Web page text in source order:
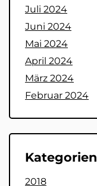
Juli 2024
Juni 2024
Mai 2024
April 2024
März 2024
Februar 2024
Kategorien
2018